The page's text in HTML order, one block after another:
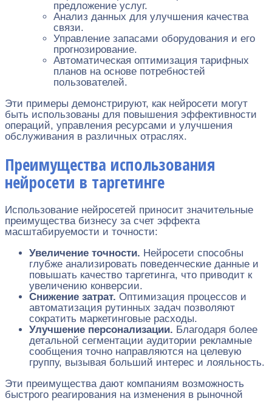
предложение услуг.
Анализ данных для улучшения качества
связи.
Управление запасами оборудования и его
прогнозирование.
Автоматическая оптимизация тарифных
планов на основе потребностей
пользователей.
Эти примеры демонстрируют, как нейросети могут
быть использованы для повышения эффективности
операций, управления ресурсами и улучшения
обслуживания в различных отраслях.
Преимущества использования
нейросети в таргетинге
Использование нейросетей приносит значительные
преимущества бизнесу за счет эффекта
масштабируемости и точности:
Увеличение точности. Нейросети способны
глубже анализировать поведенческие данные и
повышать качество таргетинга, что приводит к
увеличению конверсии.
Снижение затрат. Оптимизация процессов и
автоматизация рутинных задач позволяют
сократить маркетинговые расходы.
Улучшение персонализации. Благодаря более
детальной сегментации аудитории рекламные
сообщения точно направляются на целевую
группу, вызывая больший интерес и лояльность.
Эти преимущества дают компаниям возможность
быстрого реагирования на изменения в рыночной